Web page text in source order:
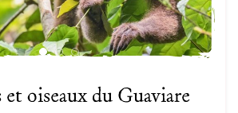
oiseaux du Guaviare